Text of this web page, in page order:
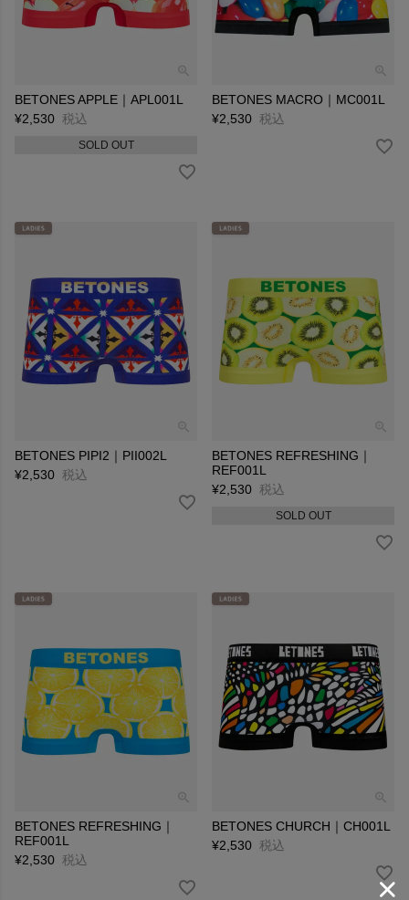
BETONES APPLE｜APL001L
¥2,530 税込
SOLD OUT
BETONES MACRO｜MC001L
¥2,530 税込
BETONES PIPI2｜PII002L
¥2,530 税込
BETONES REFRESHING｜
REF001L
¥2,530 税込
SOLD OUT
BETONES REFRESHING｜
REF001L
¥2,530 税込
BETONES CHURCH｜CH001L
¥2,530 税込